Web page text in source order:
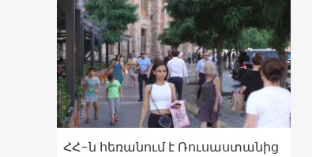
ՀՀ-ն հեռանում է Ռուսաստանից